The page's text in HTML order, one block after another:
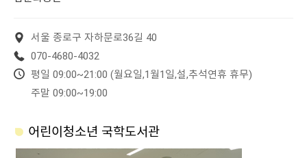
서울 종로구 자하문로36길 40
070-4680-4032
평일 09:00~21:00 (월요일,1월1일,설,추석연휴 휴무)
주말 09:00~19:00
어린이청소년 국학도서관